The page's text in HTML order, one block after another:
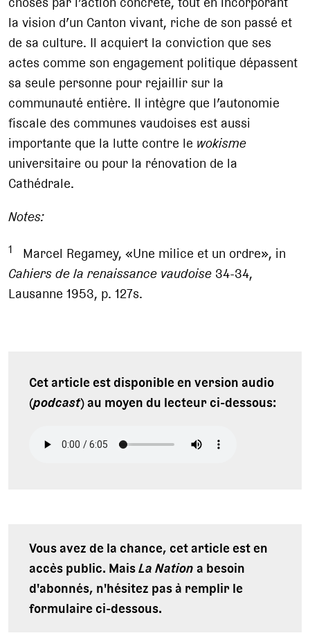
la vision d’un Canton vivant, riche de son passé et
de sa culture. Il acquiert la conviction que ses
actes comme son engagement politique dépassent
sa seule personne pour rejaillir sur la
communauté entière. Il intègre que l’autonomie
fiscale des communes vaudoises est aussi
importante que la lutte contre le wokisme
universitaire ou pour la rénovation de la
Cathédrale.
Notes:
1
Marcel Regamey, «Une milice et un ordre», in
Cahiers de la renaissance vaudoise 34-34,
Lausanne 1953, p. 127s.
Cet article est disponible en version audio
(podcast) au moyen du lecteur ci-dessous:
Vous avez de la chance, cet article est en
accès public. MaisLa Nationa besoin
d'abonnés, n'hésitez pas à remplir le
formulaire ci-dessous.